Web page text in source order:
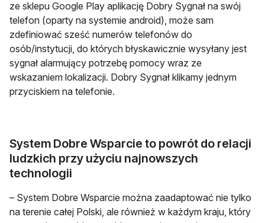
ze sklepu Google Play aplikację Dobry Sygnał na swój
telefon (oparty na systemie android), może sam
zdefiniować sześć numerów telefonów do
osób/instytucji, do których błyskawicznie wysyłany jest
sygnał alarmujący potrzebę pomocy wraz ze
wskazaniem lokalizacji. Dobry Sygnał klikamy jednym
przyciskiem na telefonie.
System Dobre Wsparcie to powrót do relacji
ludzkich przy użyciu najnowszych
technologii
– System Dobre Wsparcie można zaadaptować nie tylko
na terenie całej Polski, ale również w każdym kraju, który